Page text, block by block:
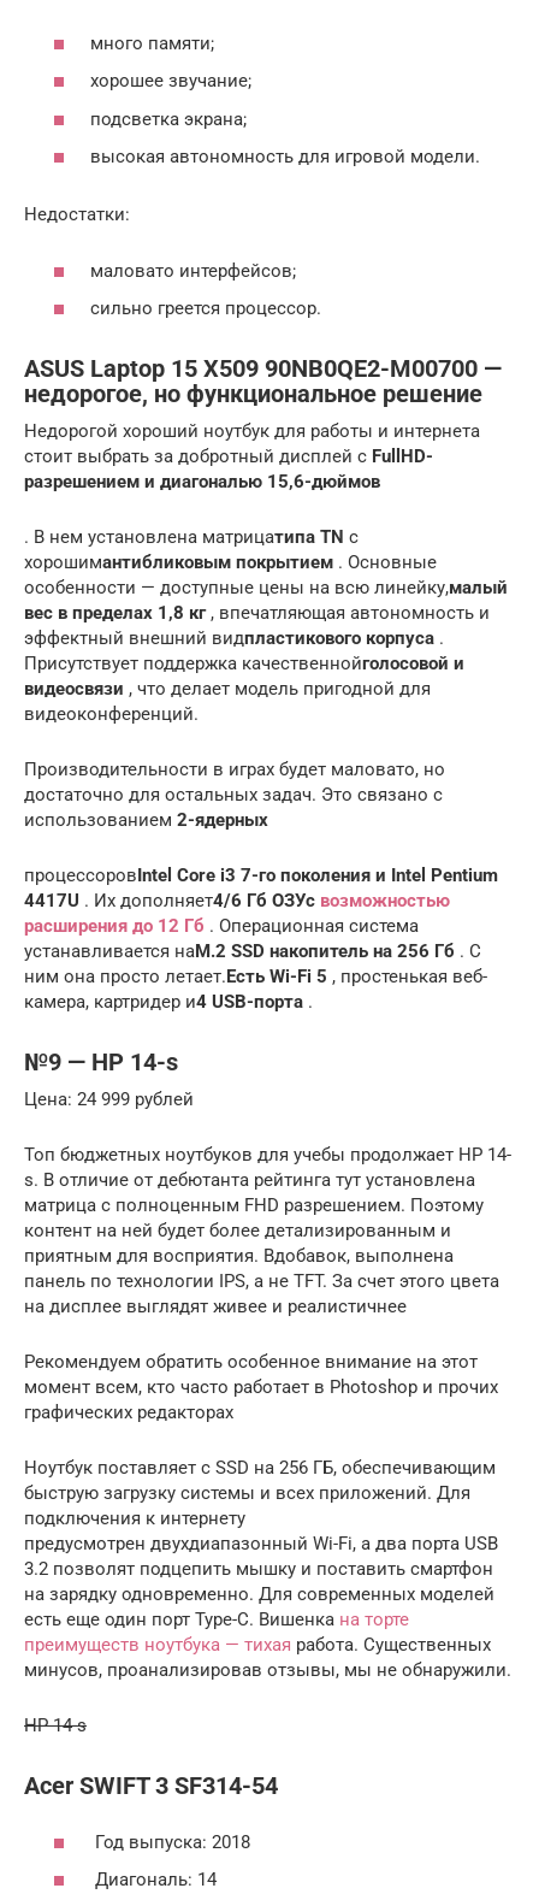
много памяти;
хорошее звучание;
подсветка экрана;
высокая автономность для игровой модели.
Недостатки:
маловато интерфейсов;
сильно греется процессор.
ASUS Laptop 15 X509 90NB0QE2-M00700 —
недорогое, но функциональное решение
Недорогой хороший ноутбук для работы и интернета
стоит выбрать за добротный дисплей с FullHD-
разрешением и диагональю 15,6-дюймов
. В нем установлена матрицатипа TN с
хорошимантибликовым покрытием . Основные
особенности — доступные цены на всю линейку,малый
вес в пределах 1,8 кг, впечатляющая автономность и
эффектный внешний видпластикового корпуса .
Присутствует поддержка качественнойголосовой и
видеосвязи , что делает модель пригодной для
видеоконференций.
Производительности в играх будет маловато, но
достаточно для остальных задач. Это связано с
использованием 2-ядерных
процессоровIntel Core i3 7-го поколения и Intel Pentium
4417U . Их дополняет4/6 Гб ОЗУс возможностью
расширения до 12 Гб . Операционная система
устанавливается наМ.2 SSD накопитель на 256 Гб . С
ним она просто летает.Есть Wi-Fi 5 , простенькая веб-
камера, картридер и4 USB-порта .
№9 — HP 14-s
Цена: 24 999 рублей
Топ бюджетных ноутбуков для учебы продолжает HP 14-
s. В отличие от дебютанта рейтинга тут установлена
матрица с полноценным FHD разрешением. Поэтому
контент на ней будет более детализированным и
приятным для восприятия. Вдобавок, выполнена
панель по технологии IPS, а не TFT. За счет этого цвета
на дисплее выглядят живее и реалистичнее
Рекомендуем обратить особенное внимание на этот
момент всем, кто часто работает в Photoshop и прочих
графических редакторах
Ноутбук поставляет с SSD на 256 ГБ, обеспечивающим
быструю загрузку системы и всех приложений. Для
подключения к интернету
предусмотрен двухдиапазонный Wi-Fi, а два порта USB
3.2 позволят подцепить мышку и поставить смартфон
на зарядку одновременно. Для современных моделей
есть еще один порт Type-C. Вишенка на торте
преимуществ ноутбука — тихая работа. Существенных
минусов, проанализировав отзывы, мы не обнаружили.
HP 14-s
Acer SWIFT 3 SF314-54
Год выпуска: 2018
Диагональ: 14